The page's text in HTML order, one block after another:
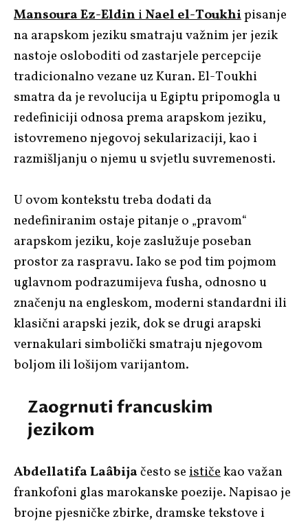
Mansoura Ez-EldiniNael el-Toukhipisanje
na arapskom jeziku smatraju važnim jer jezik
nastoje osloboditi od zastarjele percepcije
tradicionalno vezane uz Kuran. El-Toukhi
smatra da je revolucija u Egiptu pripomogla u
redefiniciji odnosa prema arapskom jeziku,
istovremeno njegovoj sekularizaciji, kao i
razmišljanju o njemu u svjetlu suvremenosti.
U ovom kontekstu treba dodati da
nedefiniranim ostaje pitanje o „pravom“
arapskom jeziku, koje zaslužuje poseban
prostor za raspravu. Iako se pod tim pojmom
uglavnom podrazumijeva fusha, odnosno u
značenju na engleskom, moderni standardni ili
klasični arapski jezik, dok se drugi arapski
vernakulari simbolički smatraju njegovom
boljom ili lošijom varijantom.
Zaogrnuti francuskim
jezikom
Abdellatifa Laâbijačesto seističekao važan
frankofoni glas marokanske poezije. Napisao je
brojne pjesničke zbirke, dramske tekstove i